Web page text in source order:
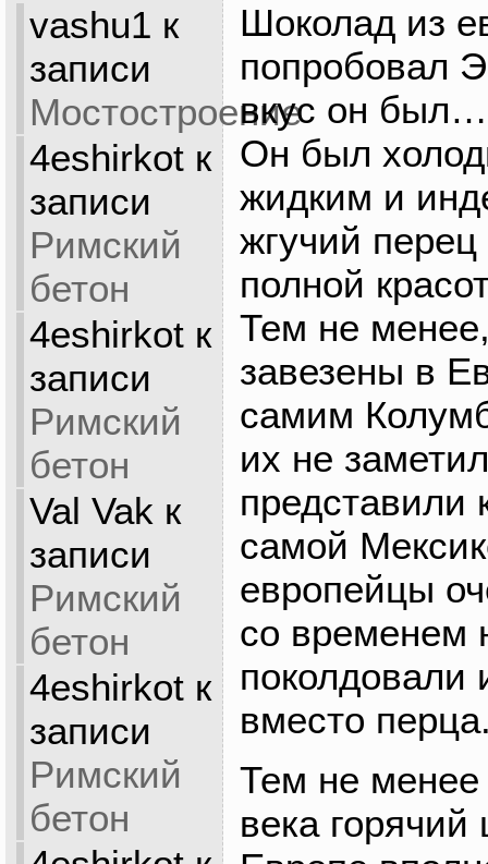
vashu1 к
записи
Мостостроение
4eshirkotк
записи
Римский
бетон
4eshirkotк
записи
Римский
бетон
Val Vak к
записи
Римский
бетон
4eshirkotк
записи
Римский
бетон
Шоколад из
попробовал
вкус он
Он был
жидким и
жгучий
полной
Тем не
завезены в
самим
их не
представили
самой
европейцы
со временем
поколдовали
вместо
Тем не менее
века